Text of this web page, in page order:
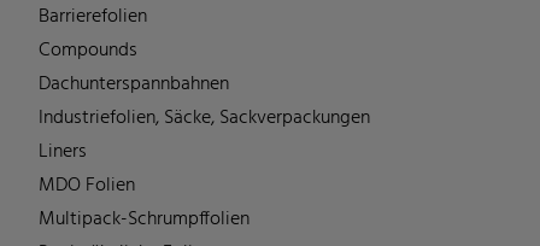
Barrierefolien
Compounds
Dachunterspannbahnen
Industriefolien, Säcke, Sackverpackungen
Liners
MDO Folien
Multipack-Schrumpffolien